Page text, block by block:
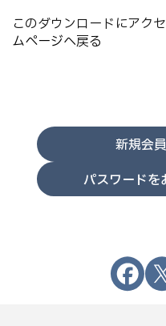
このダウンロードにアク
ムページへ戻る
新規会
パスワードを